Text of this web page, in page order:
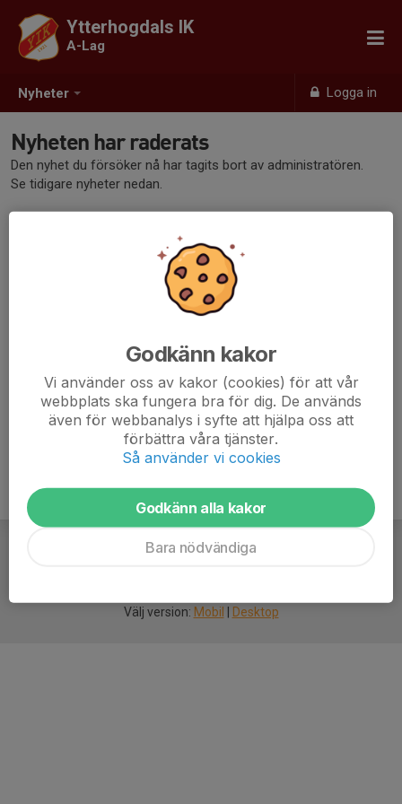
Nyheter Logga in
Ytterhogdals IK
A-Lag
Nyheten har raderats
Den nyhet du försöker nå har tagits bort av administratören.
Se tidigare nyheter nedan.
Det finns inga tidigare nyheter
Välj version: Mobil Desktop
Godkänn kakor
Vi använder oss av kakor (cookies) för att vår
webbplats ska fungera bra för dig. De används
även för webbanalys i syfte att hjälpa oss att
förbättra våra tjänster.
Så använder vi cookies
Godkänn alla kakor
Bara nödvändiga